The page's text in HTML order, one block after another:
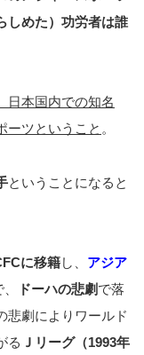
しめた）功労者は誰
日本国内での知名
ーツということ 。
ということになると
に移籍 し、 アジア
ドーハの悲劇 で落
悲劇によりワールド
る Ｊリーグ（1993年